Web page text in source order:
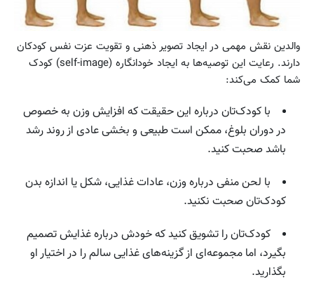
والدین نقش مهمی در ایجاد تصویر ذهنی و تقویت عزت نفس کودکان
دارند. رعایت این توصیه‌ها به ایجاد خودانگاره (self-image) کودک
شما کمک می‌کند:
با کودک‌تان درباره این حقیقت که افزایش وزن به خصوص
در دوران بلوغ، ممکن است طبیعی و بخشی عادی از روند رشد
باشد صحبت کنید.
با لحن منفی درباره وزن، عادات غذایی، شکل یا اندازه بدن
کودک‌تان صحبت نکنید.
کودک‌تان را تشویق کنید که خودش درباره غذایش تصمیم
بگیرد، اما مجموعه‌ای از گزینه‌های غذایی سالم را در اختیار او
بگذارید.